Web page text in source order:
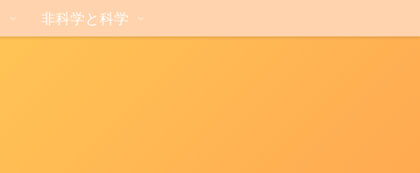
非科学と科学